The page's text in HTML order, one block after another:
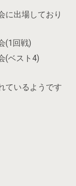
に出場しており
(1回戦)
(ベスト4)
ているようです